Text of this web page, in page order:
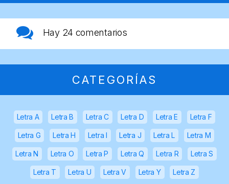
Hay 24 comentarios
CATEGORÍAS
Letra A Letra B Letra C Letra D Letra E Letra F
Letra G Letra H Letra I Letra J Letra L Letra M
Letra N Letra O Letra P Letra Q Letra R Letra S
Letra T Letra U Letra V Letra Y Letra Z